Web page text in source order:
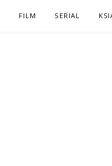
FILM SERIAL